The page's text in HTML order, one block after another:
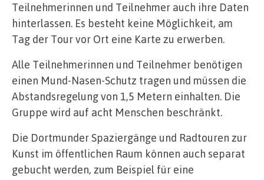
Teilnehmerinnen und Teilnehmer auch ihre Daten
hinterlassen. Es besteht keine Möglichkeit, am
Tag der Tour vor Ort eine Karte zu erwerben.
Alle Teilnehmerinnen und Teilnehmer benötigen
einen Mund-Nasen-Schutz tragen und müssen die
Abstandsregelung von 1,5 Metern einhalten. Die
Gruppe wird auf acht Menschen beschränkt.
Die Dortmunder Spaziergänge und Radtouren zur
Kunst im öffentlichen Raum können auch separat
gebucht werden, zum Beispiel für eine